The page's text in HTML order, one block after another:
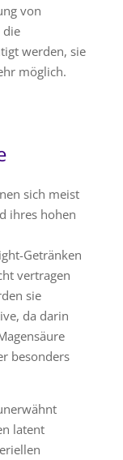
von
die
werden, sie
möglich.
sich meist
ihres hohen
Getränken
vertragen
sie
da darin
besonders
latent